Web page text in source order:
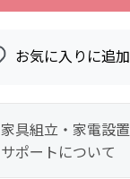
お気に入りに追加
家具組立・家電設置
サポートについて